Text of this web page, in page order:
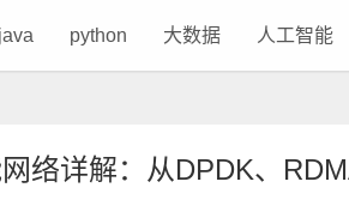
java python 大数据 人工智能
络详解：从DPDK、